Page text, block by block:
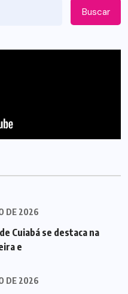
Buscar
DE 2026
Cuiabá se destaca na
e
DE 2026